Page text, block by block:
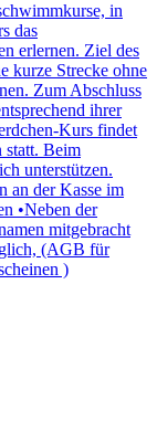
in
das
erlernen. Ziel des
kurze Strecke ohne
Zum Abschluss
ihrer
Kurs findet
statt. Beim
unterstützen.
an der Kasse im
•Neben der
mitgebracht
(AGB für
)